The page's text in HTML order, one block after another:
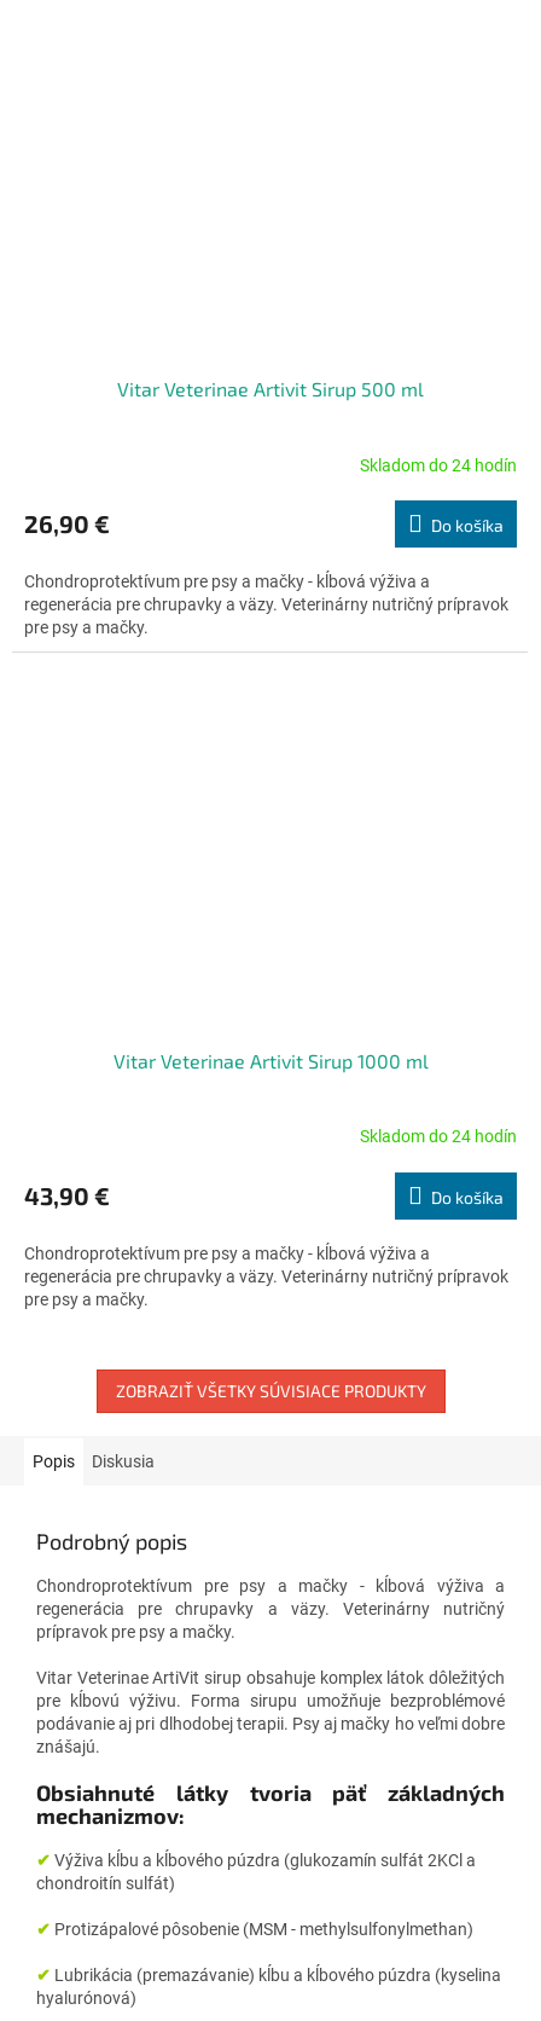
Vitar Veterinae Artivit Sirup 500 ml
produktu
je
z
5
hviezdičiek.
Skladom do 24 hodín
26,90 € Do košíka
Chondroprotektívum pre psy a mačky - kĺbová výživa a
regenerácia pre chrupavky a väzy. Veterinárny nutričný prípravok
pre psy a mačky.
Vitar Veterinae Artivit Sirup 1000 ml
produktu
je
z
5
hviezdičiek.
Skladom do 24 hodín
43,90 € Do košíka
Chondroprotektívum pre psy a mačky - kĺbová výživa a
regenerácia pre chrupavky a väzy. Veterinárny nutričný prípravok
pre psy a mačky.
ZOBRAZIŤ VŠETKY SÚVISIACE PRODUKTY
Popis Diskusia
Podrobný popis
Chondroprotektívum pre psy a mačky - kĺbová výživa a
regenerácia pre chrupavky a väzy. Veterinárny nutričný
prípravok pre psy a mačky.
Vitar Veterinae ArtiVit sirup obsahuje komplex látok dôležitých
pre kĺbovú výživu. Forma sirupu umožňuje bezproblémové
podávanie aj pri dlhodobej terapii. Psy aj mačky ho veľmi dobre
znášajú.
Obsiahnuté látky tvoria päť základných
mechanizmov:
✔ Výživa kĺbu a kĺbového púzdra (glukozamín sulfát 2KCl a
chondroitín sulfát)
✔ Protizápalové pôsobenie (MSM - methylsulfonylmethan)
✔ Lubrikácia (premazávanie) kĺbu a kĺbového púzdra (kyselina
hyalurónová)